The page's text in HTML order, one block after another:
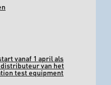
vanaf 1 april als
van het
test equipment